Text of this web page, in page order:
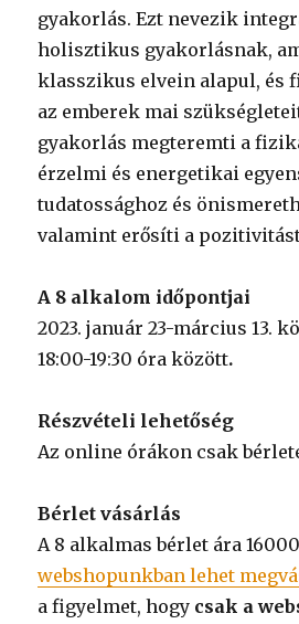
gyakorlás. Ezt nevezik
holisztikus gyakorlásnak,
klasszikus elvein alapul, és
az emberek mai
gyakorlás megteremti a
érzelmi és energetikai
tudatossághoz és
valamint erősíti a
A 8 alkalom időpontjai
2023. január 23-március 13.
18:00-19:30 óra között.
Részvételi lehetőség
Az online órákon csak
Bérlet vásárlás
A 8 alkalmas bérlet ára
webshopunkban lehet
a figyelmet, hogy csak a